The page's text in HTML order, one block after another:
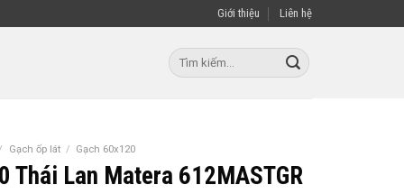
Giới thiệu Liên hệ
Tìm
kiếm:
Gạch ốp lát / Gạch 60x120
Thái Lan Matera 612MASTGR